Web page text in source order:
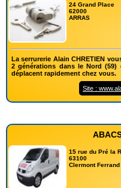
24 Grand Place
62000
ARRAS
La serrurerie Alain CHRETIEN
2 générations dans le Nord (59)
déplacent rapidement chez vous.
Site :
15 rue du Pré la
63100
Clermont Ferrand